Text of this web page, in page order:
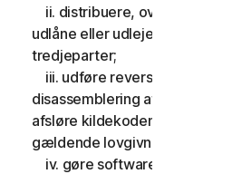
ii. distribuere, overdrage,
udlåne eller udleje din ret til
tredjeparter;
iii. udføre reverse
disassemblering af
afsløre kildekoden, undtagen,
gældende lovgivning
iv. gøre softwarens